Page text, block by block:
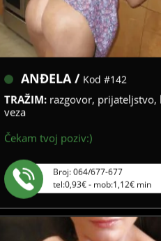
veza
Broj: 064/677-677
tel:0,93€ - mob:1,12€ min